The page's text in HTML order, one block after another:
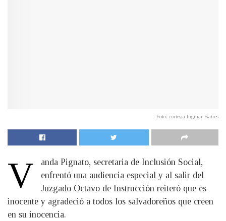
Foto: cortesía Ingmar Batres
V
anda Pignato, secretaria de Inclusión Social,
enfrentó una audiencia especial y al salir del
Juzgado Octavo de Instrucción reiteró que es
inocente y agradeció a todos los salvadoreños que creen
en su inocencia.